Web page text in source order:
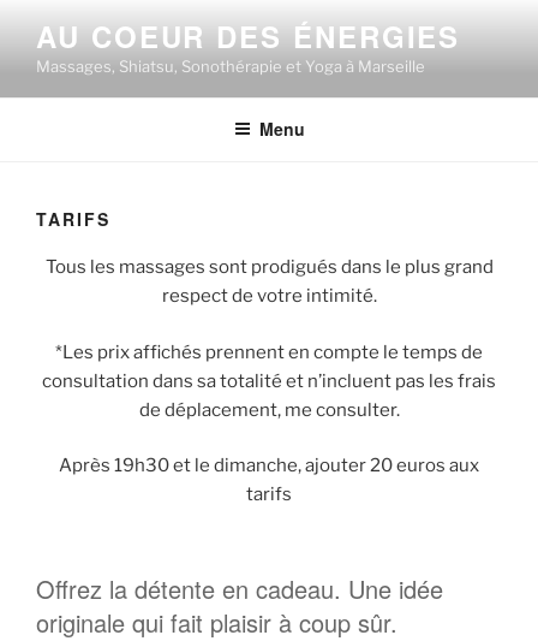
contenu
principal
AU COEUR DES ÉNERGIES
Massages, Shiatsu, Sonothérapie et Yoga à Marseille
Menu
TARIFS
Tous les massages sont prodigués dans le plus grand
respect de votre intimité.
*Les prix affichés prennent en compte le temps de
consultation dans sa totalité et n’incluent pas les frais
de déplacement, me consulter.
Après 19h30 et le dimanche, ajouter 20 euros aux
tarifs
Offrez la détente en cadeau. Une idée
originale qui fait plaisir à coup sûr.